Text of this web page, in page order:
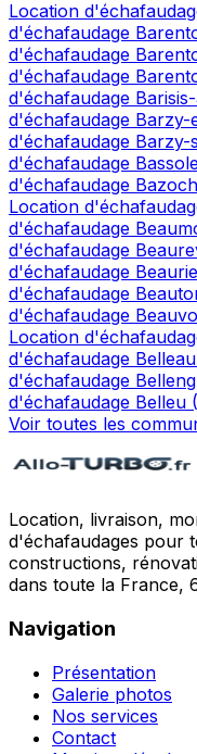
Location
d'échafaudage
d'échafaudage
d'échafaudage
d'échafaudage
d'échafaudage Barzy-
d'échafaudage Barzy-
d'échafaudage
d'échafaudage
Location
d'échafaudage
d'échafaudage
d'échafaudage
d'échafaudage
d'échafaudage
Location
d'échafaudage Belleau
d'échafaudage
d'échafaudage Belleu (
Voir toutes les
Location, livraison,
d'échafaudages pour
constructions,
dans toute la France,
Navigation
Présentation
Galerie photos
Nos services
Contact